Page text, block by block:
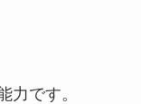
力です。